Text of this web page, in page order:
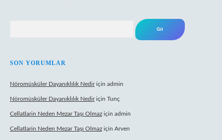
SON YORUMLAR
Nöromüsküler Dayanıklılık Nediriçin admin
Nöromüsküler Dayanıklılık Nediriçin Tunç
Cellatlarin Neden Mezar Taşı Olmaz için admin
Cellatlarin Neden Mezar Taşı Olmaz için Arven